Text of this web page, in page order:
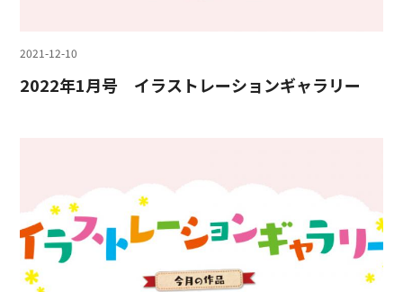
2021-12-10
2022年1月号 イラストレーションギャラリー